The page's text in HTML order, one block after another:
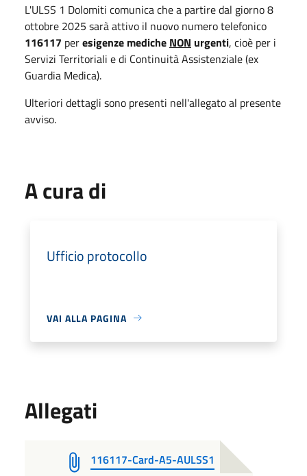
L'ULSS 1 Dolomiti comunica che a partire dal giorno 8
ottobre 2025 sarà attivo il nuovo numero telefonico
116117 peresigenze mediche NON urgenti, cioè per i
Servizi Territoriali e di Continuità Assistenziale (ex
Guardia Medica).
Ulteriori dettagli sono presenti nell'allegato al presente
avviso.
A cura di
Ufficio protocollo
VAI ALLA PAGINA
Allegati
116117-Card-A5-AULSS1